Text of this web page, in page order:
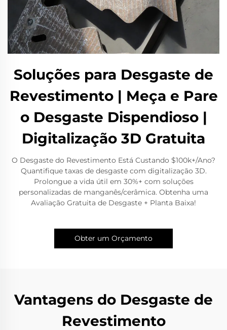
Soluções para Desgaste de
Revestimento | Meça e Pare
o Desgaste Dispendioso |
Digitalização 3D Gratuita
O Desgaste do Revestimento Está Custando $100k+/Ano?
Quantifique taxas de desgaste com digitalização 3D.
Prolongue a vida útil em 30%+ com soluções
personalizadas de manganês/cerâmica. Obtenha uma
Avaliação Gratuita de Desgaste + Planta Baixa!
Obter um Orçamento
Vantagens do Desgaste de
Revestimento